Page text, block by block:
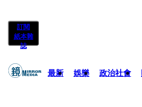
訂閱
紙本雜
誌
最新 娛樂 政治社會